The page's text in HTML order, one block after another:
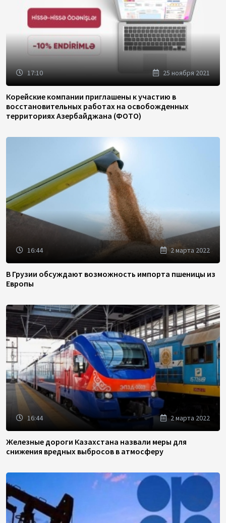
17:10 25 ноября 2021
Корейские компании приглашены к участию в
восстановительных работах на освобожденных
территориях Азербайджана (ФОТО)
16:44 2 марта 2022
В Грузии обсуждают возможность импорта пшеницы из
Европы
16:44 2 марта 2022
Железные дороги Казахстана назвали меры для
снижения вредных выбросов в атмосферу